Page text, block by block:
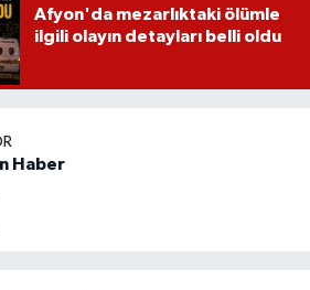
Afyon'da mezarlıktaki ölümle
ilgili olayın detayları belli oldu
Haber